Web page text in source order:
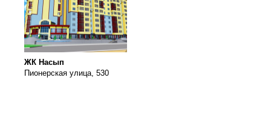
ЖК Насып
Пионерская улица, 530